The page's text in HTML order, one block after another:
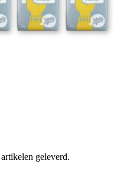
geleverd.